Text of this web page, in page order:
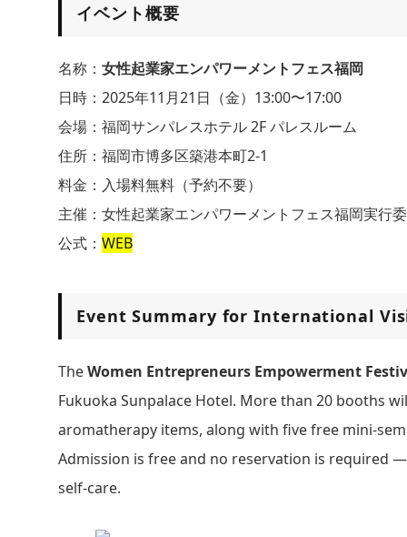
イベント概要
名称： 女性起業家エンパワーメントフェス福岡
日時：2025年11月21日（金）13:00〜17:00
会場：福岡サンパレスホテル 2F パレスルーム
住所：福岡市博多区築港本町2-1
料金：入場料無料（予約不要）
主催：女性起業家エンパワーメントフェス福岡実行
公式： WEB
Event Summary for International
TheWomen Entrepreneurs Empowerment
Fukuoka Sunpalace Hotel. More than 20 booths
aromatherapy items, along with five free mini-
Admission is free and no reservation is required
self-care.